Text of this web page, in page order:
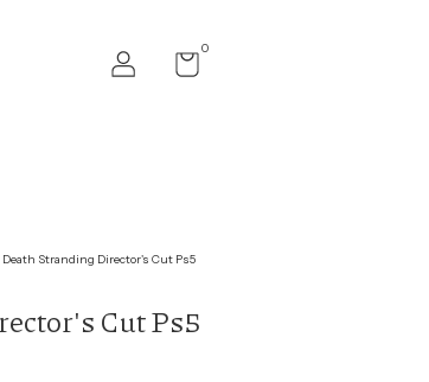
0
Death Stranding Director's Cut Ps5
Cut Ps5